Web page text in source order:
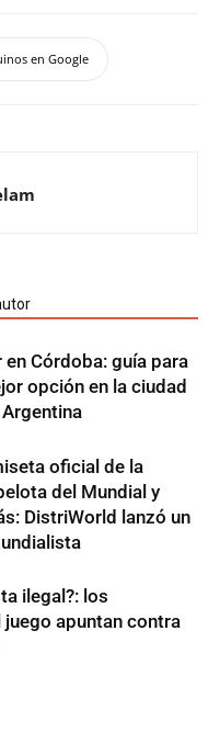
en Google
en Córdoba: guía para
opción en la ciudad
oficial de la
del Mundial y
DistriWorld lanzó un
ilegal?: los
apuntan contra